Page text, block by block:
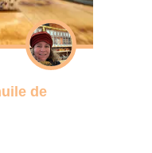
de